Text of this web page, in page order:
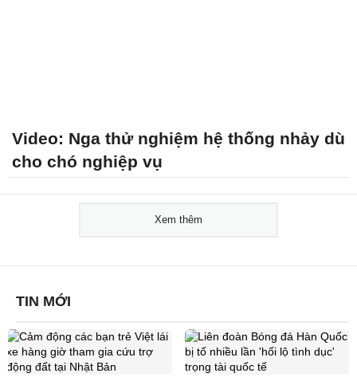
Video: Nga thử nghiệm hệ thống nhảy dù
cho chó nghiệp vụ
Xem thêm
TIN MỚI